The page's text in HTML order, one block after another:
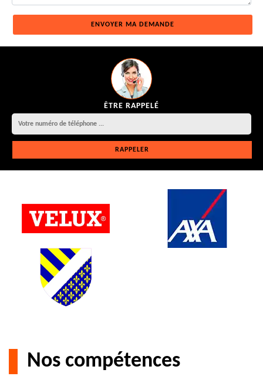
ÊTRE RAPPELÉ
Nos compétences